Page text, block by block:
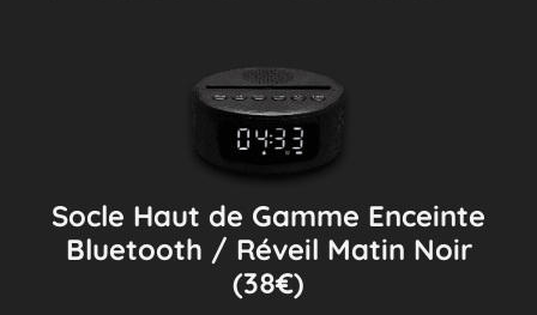
Socle Haut de Gamme Enceinte
Bluetooth / Réveil Matin Noir
(38€)